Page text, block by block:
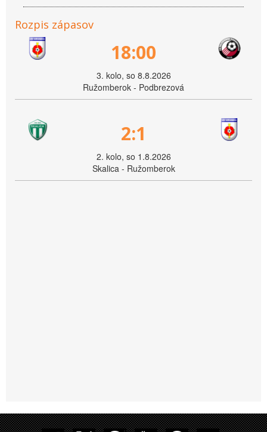
Rozpis zápasov
18:00
3. kolo, so 8.8.2026
Ružomberok - Podbrezová
2:1
2. kolo, so 1.8.2026
Skalica - Ružomberok